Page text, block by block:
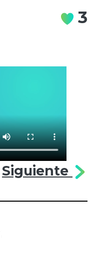
3
Siguiente